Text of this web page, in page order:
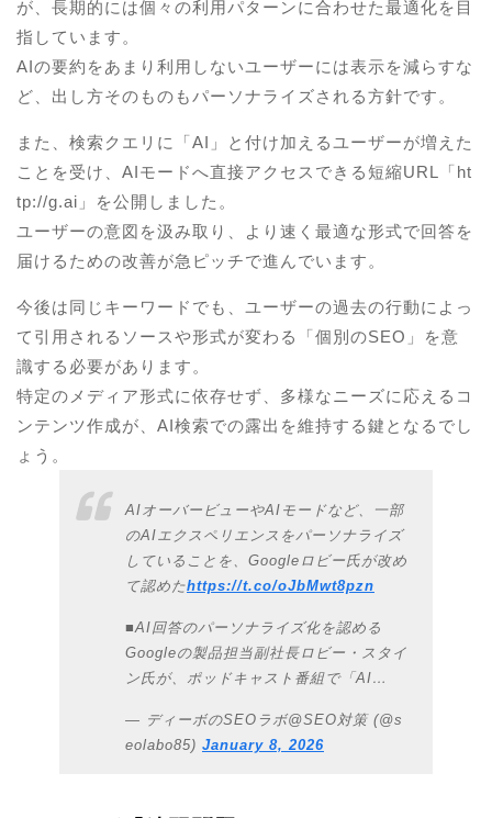
が、長期的には個々の利用パターンに合わせた最適化を目
指しています。
AIの要約をあまり利用しないユーザーには表示を減らすな
ど、出し方そのものもパーソナライズされる方針です。
また、検索クエリに「AI」と付け加えるユーザーが増えた
ことを受け、AIモードへ直接アクセスできる短縮URL「ht
tp://g.ai」を公開しました。
ユーザーの意図を汲み取り、より速く最適な形式で回答を
届けるための改善が急ピッチで進んでいます。
今後は同じキーワードでも、ユーザーの過去の行動によっ
て引用されるソースや形式が変わる「個別のSEO」を意
識する必要があります。
特定のメディア形式に依存せず、多様なニーズに応えるコ
ンテンツ作成が、AI検索での露出を維持する鍵となるでし
ょう。
AIオーバービューやAIモードなど、一部
のAIエクスペリエンスをパーソナライズ
していることを、Googleロビー氏が改め
て認めたhttps://t.co/oJbMwt8pzn
■AI回答のパーソナライズ化を認める
Googleの製品担当副社長ロビー・スタイ
ン氏が、ポッドキャスト番組で「AI…
— ディーボのSEOラボ@SEO対策 (@s
eolabo85) January 8, 2026